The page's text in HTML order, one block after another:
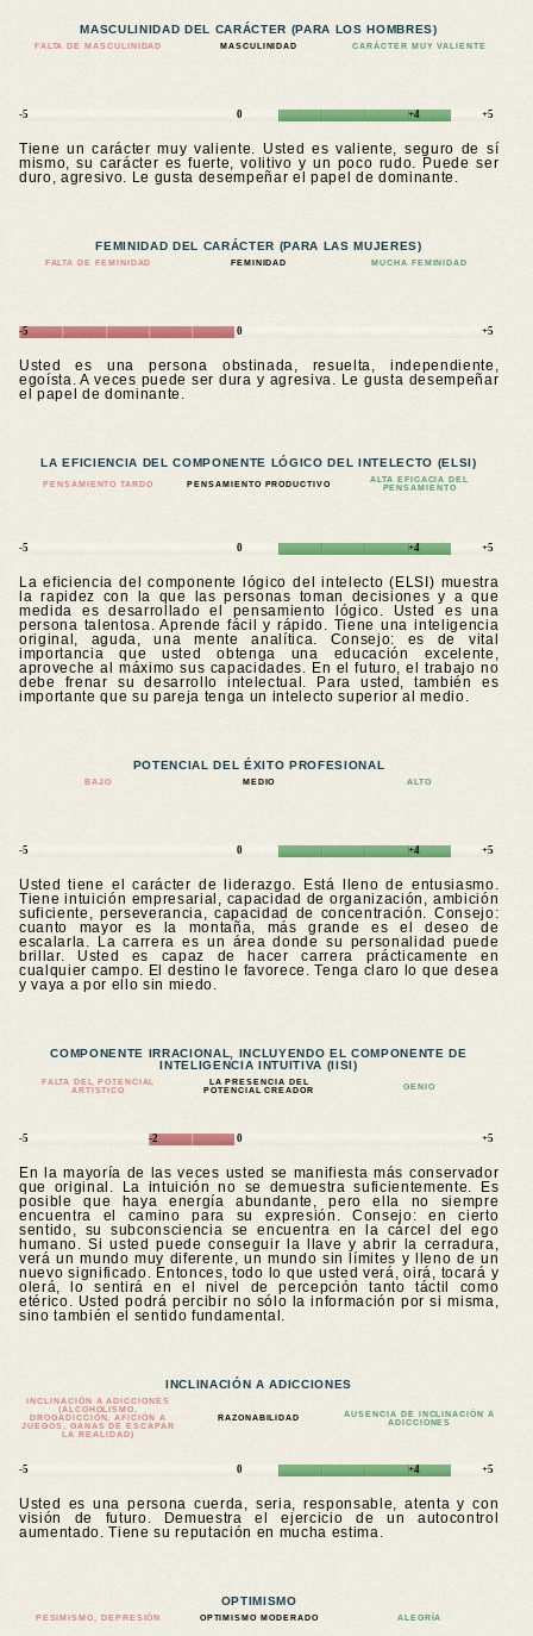
MASCULINIDAD DEL CARÁCTER (PARA LOS HOMBRES)
FALTA DE MASCULINIDAD MASCULINIDAD CARÁCTER MUY VALIENTE
-5 0 +4 +5
Tiene un carácter muy valiente. Usted es valiente, seguro de sí
mismo, su carácter es fuerte, volitivo y un poco rudo. Puede ser
duro, agresivo. Le gusta desempeñar el papel de dominante.
FEMINIDAD DEL CARÁCTER (PARA LAS MUJERES)
FALTA DE FEMINIDAD FEMINIDAD MUCHA FEMINIDAD
-5 0 +5
Usted es una persona obstinada, resuelta, independiente,
egoísta. A veces puede ser dura y agresiva. Le gusta desempeñar
el papel de dominante.
LA EFICIENCIA DEL COMPONENTE LÓGICO DEL INTELECTO (ELSI)
PENSAMIENTO TARDO PENSAMIENTO PRODUCTIVO
ALTA EFICACIA DEL
PENSAMIENTO
-5 0 +4 +5
La eficiencia del componente lógico del intelecto (ELSI) muestra
la rapidez con la que las personas toman decisiones y a que
medida es desarrollado el pensamiento lógico. Usted es una
persona talentosa. Aprende fácil y rápido. Tiene una inteligencia
original, aguda, una mente analítica. Consejo: es de vital
importancia que usted obtenga una educación excelente,
aproveche al máximo sus capacidades. En el futuro, el trabajo no
debe frenar su desarrollo intelectual. Para usted, también es
importante que su pareja tenga un intelecto superior al medio.
POTENCIAL DEL ÉXITO PROFESIONAL
BAJO MEDIO ALTO
-5 0 +4 +5
Usted tiene el carácter de liderazgo. Está lleno de entusiasmo.
Tiene intuición empresarial, capacidad de organización, ambición
suficiente, perseverancia, capacidad de concentración. Consejo:
cuanto mayor es la montaña, más grande es el deseo de
escalarla. La carrera es un área donde su personalidad puede
brillar. Usted es capaz de hacer carrera prácticamente en
cualquier campo. El destino le favorece. Tenga claro lo que desea
y vaya a por ello sin miedo.
COMPONENTE IRRACIONAL, INCLUYENDO EL COMPONENTE DE
INTELIGENCIA INTUITIVA (IISI)
FALTA DEL POTENCIAL
ARTÍSTICO
LA PRESENCIA DEL
POTENCIAL CREADOR
GENIO
-5 -2 0 +5
En la mayoría de las veces usted se manifiesta más conservador
que original. La intuición no se demuestra suficientemente. Es
posible que haya energía abundante, pero ella no siempre
encuentra el camino para su expresión. Consejo: en cierto
sentido, su subconsciencia se encuentra en la cárcel del ego
humano. Si usted puede conseguir la llave y abrir la cerradura,
verá un mundo muy diferente, un mundo sin límites y lleno de un
nuevo significado. Entonces, todo lo que usted verá, oirá, tocará y
olerá, lo sentirá en el nivel de percepción tanto táctil como
etérico. Usted podrá percibir no sólo la información por si misma,
sino también el sentido fundamental.
INCLINACIÓN A ADICCIONES
INCLINACIÓN A ADICCIONES
(ALCOHOLISMO,
DROGADICCIÓN, AFICIÓN A
JUEGOS, GANAS DE ESCAPAR
LA REALIDAD)
RAZONABILIDAD
AUSENCIA DE INCLINACIÓN A
ADICCIONES
-5 0 +4 +5
Usted es una persona cuerda, seria, responsable, atenta y con
visión de futuro. Demuestra el ejercicio de un autocontrol
aumentado. Tiene su reputación en mucha estima.
OPTIMISMO
PESIMISMO, DEPRESIÓN OPTIMISMO MODERADO ALEGRÍA